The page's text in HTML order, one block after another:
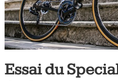
Tous
les
jours,
votre
vélo
Essai du